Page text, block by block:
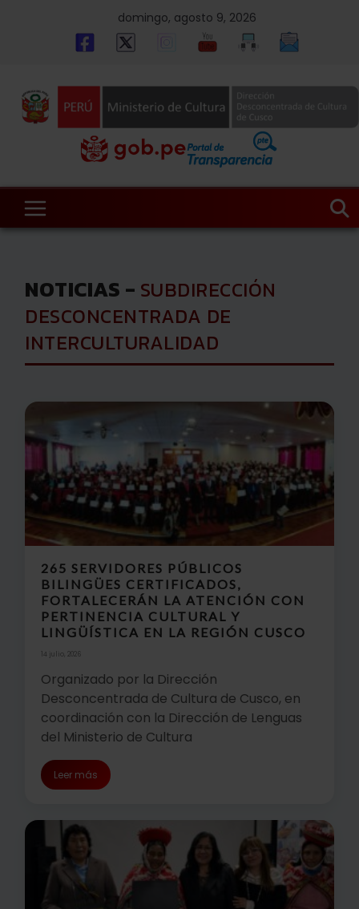
domingo, agosto 9, 2026
NOTICIAS - SUBDIRECCIÓN
DESCONCENTRADA DE
INTERCULTURALIDAD
265 SERVIDORES PÚBLICOS
BILINGÜES CERTIFICADOS,
FORTALECERÁN LA ATENCIÓN CON
PERTINENCIA CULTURAL Y
LINGÜÍSTICA EN LA REGIÓN CUSCO
14 julio, 2026
Organizado por la Dirección
Desconcentrada de Cultura de Cusco, en
coordinación con la Dirección de Lenguas
del Ministerio de Cultura
Leer más